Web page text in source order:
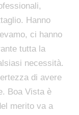
Hanno
ci hanno
tutta la
necessità.
di avere
Boa Vista è
merito va a